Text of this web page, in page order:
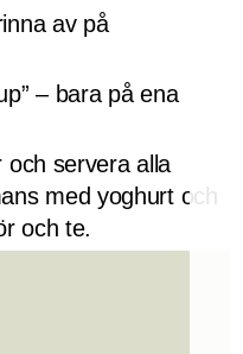
av på
– bara på ena
och servera alla
med yoghurt och
och te.